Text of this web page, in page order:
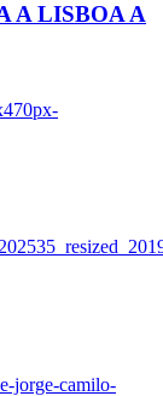
A LISBOA A
jorge-camilo-